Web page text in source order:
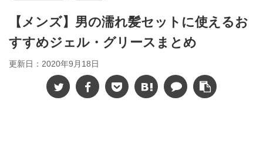
【メンズ】男の濡れ髪セットに使えるお
すすめジェル・グリースまとめ
更新日： 2020年9月18日